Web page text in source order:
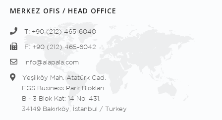
MERKEZ OFIS / HEAD OFFICE
T: +90 (212) 465-6040
F: +90 (212) 465-6042
info@alapala.com
Yeşilköy Mah. Atatürk Cad.
EGS Business Park Blokları
B - 3 Blok Kat: 14 No: 431,
34149 Bakırköy, İstanbul / Turkey